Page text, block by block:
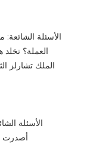
الأسئلة الشائعة:
العملة؟ تخلد
الأسئلة
أصدرت